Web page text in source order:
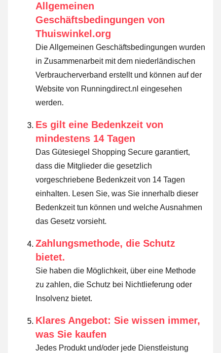
Allgemeinen
Geschäftsbedingungen von
Thuiswinkel.org
Die Allgemeinen Geschäftsbedingungen wurden
in Zusammenarbeit mit dem niederländischen
Verbraucherverband erstellt und können auf der
Website von Runningdirect.nl eingesehen
werden.
Es gilt eine Bedenkzeit von
mindestens 14 Tagen
Das Gütesiegel Shopping Secure garantiert,
dass die Mitglieder die gesetzlich
vorgeschriebene Bedenkzeit von 14 Tagen
einhalten. Lesen Sie, was Sie innerhalb dieser
Bedenkzeit tun können und welche Ausnahmen
das Gesetz vorsieht.
Zahlungsmethode, die Schutz
bietet.
Sie haben die Möglichkeit, über eine Methode
zu zahlen, die Schutz bei Nichtlieferung oder
Insolvenz bietet.
Klares Angebot: Sie wissen immer,
was Sie kaufen
Jedes Produkt und/oder jede Dienstleistung